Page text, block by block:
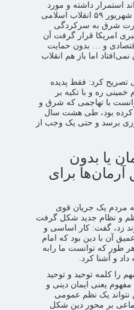
استمرار داشته و مورد
حمایت مردم باشد، گفت: در شهریور ۵۹ انقلاب اسلامی
شرق به سرکردگی
امریکا قرار گرفت آن
و … بدون حمایت
اما باز هم انقلاب
کرد: فقط پدیده
خمینی ره و با تکیه بر
با تهاجمی که شرق و
کرده بود، طی هشت سال
برسد و حتی یک وجب از
یا بدون
برای
به مردم یک جریان قوی
و نظام جدید شکل گرفت
زد، گفت: کار اساسی و
آن با دین بود که امام
طور که توانست ما رابه
و آشنا کرد.
را کلمه توحید و توحید
یعنی ایمان دینی و
نتواند یک نظم عمومی
بر محور دین شکل